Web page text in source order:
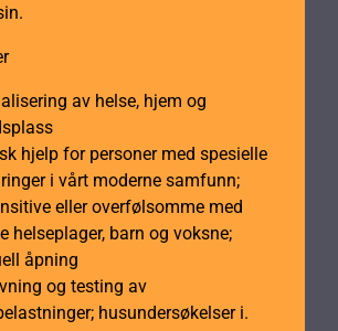
av helse, hjem og
hjelp for personer med spesielle
i vårt moderne samfunn;
eller overfølsomme med
helseplager, barn og voksne;
åpning
og testing av
husundersøkelser i.